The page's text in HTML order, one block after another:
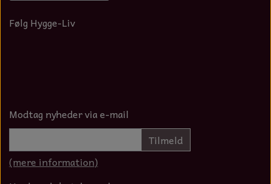
Følg Hygge-Liv
Modtag nyheder via e-mail
Tilmeld
(mere information)